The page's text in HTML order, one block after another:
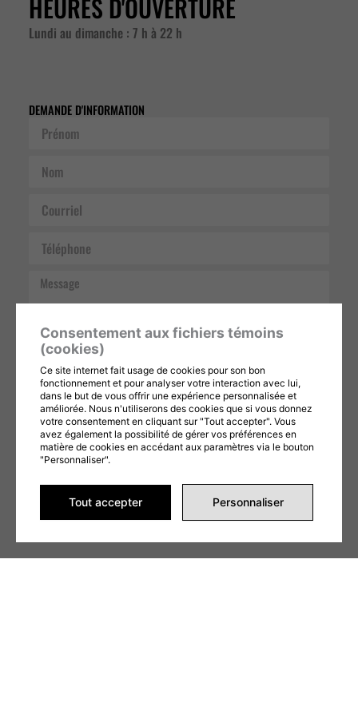
HEURES D'OUVERTURE
Lundi au dimanche : 7 h à 22 h
DEMANDE D'INFORMATION
Message
ENVOYER LA DEMANDE
Ce formulaire est protégé par reCAPTCHA et les
Politiques de confidentialitéetConditions d'utilisation
conformément à nos
Conditions d'utilisationet
Consentement aux fichiers témoins
(cookies)
Ce site internet fait usage de cookies pour son bon
fonctionnement et pour analyser votre interaction avec lui,
dans le but de vous offrir une expérience personnalisée et
améliorée. Nous n'utiliserons des cookies que si vous donnez
votre consentement en cliquant sur "Tout accepter". Vous
avez également la possibilité de gérer vos préférences en
matière de cookies en accédant aux paramètres via le bouton
"Personnaliser".
Tout accepter Personnaliser